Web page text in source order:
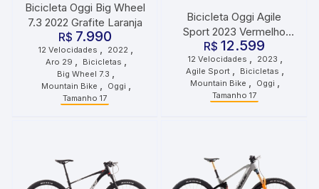
Bicicleta Oggi Big Wheel
7.3 2022 Grafite Laranja
R$ 7.990
12 Velocidades , 2022 ,
Aro 29 , Bicicletas ,
Big Wheel 7.3 ,
Mountain Bike , Oggi ,
Tamanho 17
Bicicleta Oggi Agile
Sport 2023 Vermelho
Preto
R$ 12.599
12 Velocidades , 2023 ,
Agile Sport , Bicicletas ,
Mountain Bike , Oggi ,
Tamanho 17